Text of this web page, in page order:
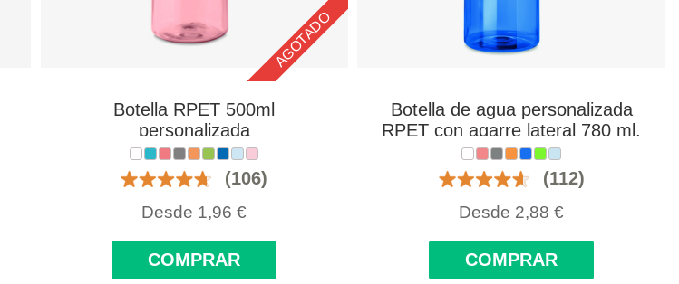
AGOTADO
Botella RPET 500ml
personalizada
(106)
Desde 1,96 €
COMPRAR
Botella de agua personalizada
RPET con agarre lateral 780 ml.
(112)
Desde 2,88 €
COMPRAR